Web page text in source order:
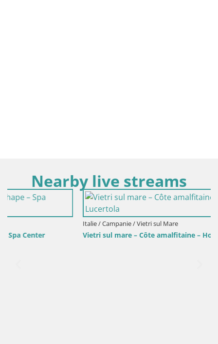
Nearby live streams
Italie / Campanie / Vietri sul Mare
Vietri sul mare – Côte amalfitaine – Hotel La Lucertola